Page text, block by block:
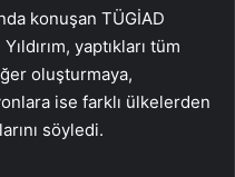
konuşan TÜGİAD
yaptıkları tüm
oluşturmaya,
ise farklı ülkelerden
söyledi.